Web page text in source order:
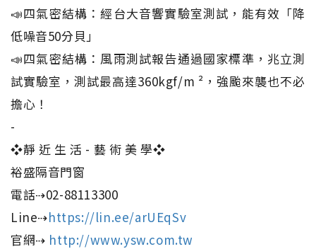
📣四氣密結構：經台大音響實驗室測試，能有效「降
低噪音50分貝」
📣四氣密結構：風雨測試報告通過國家標準，兆立測
試實驗室，測試最高達360kgf/m ²，強颱來襲也不必
擔心！
-
❖靜 近 生 活 - 藝 術 美 學❖
裕盛隔音門窗
電話⇢02-88113300
Line⇢https://lin.ee/arUEqSv
官網⇢ http://www.ysw.com.tw